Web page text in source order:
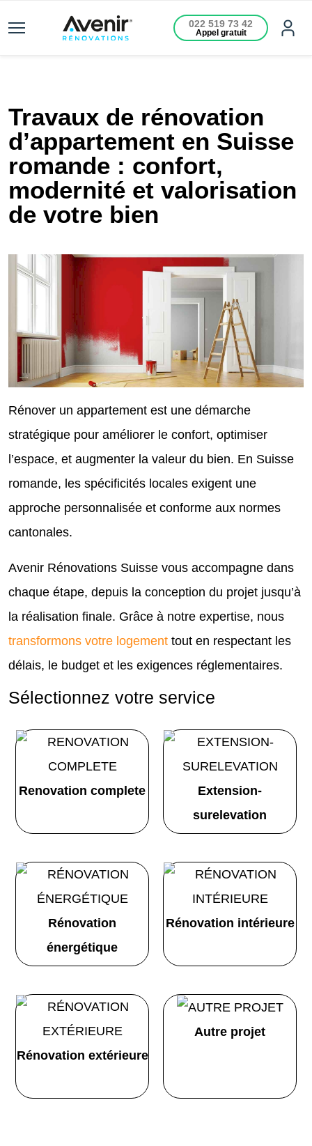
022 519 73 42
Appel gratuit
Travaux de rénovation
d’appartement en Suisse
romande : confort,
modernité et valorisation
de votre bien
Rénover un appartement est une démarche
stratégique pour améliorer le confort, optimiser
l’espace, et augmenter la valeur du bien. En Suisse
romande, les spécificités locales exigent une
approche personnalisée et conforme aux normes
cantonales.
Avenir Rénovations Suisse vous accompagne dans
chaque étape, depuis la conception du projet jusqu’à
la réalisation finale. Grâce à notre expertise, nous
transformons votre logement tout en respectant les
délais, le budget et les exigences réglementaires.
Sélectionnez votre service
Renovation complete
Extension-
surelevation
Rénovation
énergétique
Rénovation intérieure
Rénovation extérieure
Autre projet